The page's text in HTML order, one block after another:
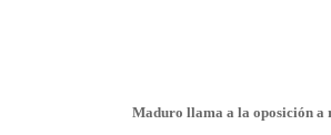
Maduro llama a la oposición